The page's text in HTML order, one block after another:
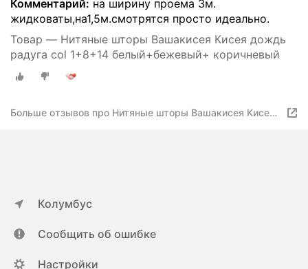
Комментарий: на ширину проема 3м.
жидковаты,на1,5м.смотрятся просто идеально.
Товар — Нитяные шторы Вашакисея Кисея дождь
радуга col 1+8+14 белый+бежевый+ коричневый
Больше отзывов про Нитяные шторы Вашакисея Кисея
Колумбус
Сообщить об ошибке
Настройки